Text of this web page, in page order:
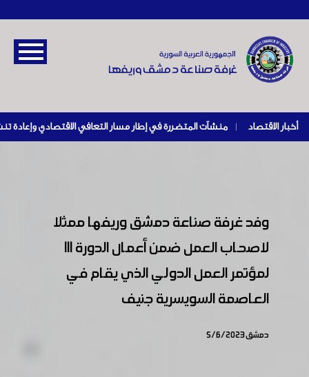
أخبار الاقتصاد |
وفد غرفة صناعة دمشق وريفها ممثلا
لاصحاب العمل ضمن أعمال الدورة 111
لمؤتمر العمل الدولي الذي يقام في
العاصمة السويسرية جنيف
دمشق 5/6/2023